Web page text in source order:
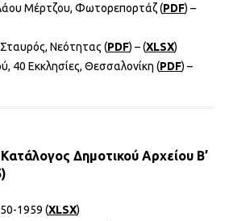
Μέρτζου, Φωτορεπορτάζ (PDF) –
Νεότητας (PDF) – (XLSX)
40 Εκκλησίες, Θεσσαλονίκη (PDF) –
Δημοτικού Αρχείου Β’
1959 (XLSX)